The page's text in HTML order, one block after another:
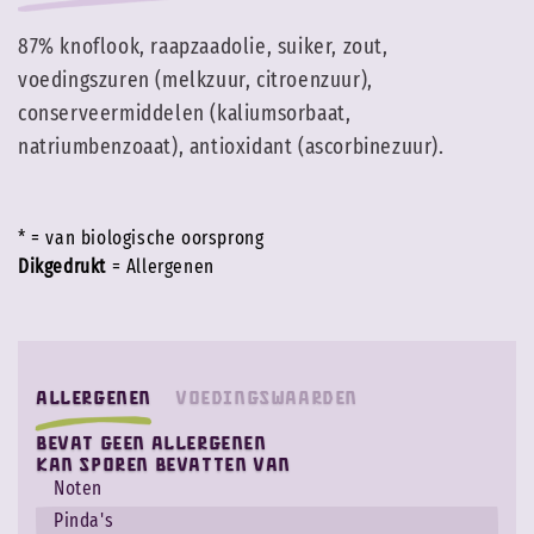
87% knoflook, raapzaadolie, suiker, zout,
voedingszuren (melkzuur, citroenzuur),
conserveermiddelen (kaliumsorbaat,
natriumbenzoaat), antioxidant (ascorbinezuur).
* = van biologische oorsprong
Dikgedrukt = Allergenen
Allergenen Voedingswaarden
Bevat geen allergenen
Kan sporen bevatten van
Noten
Pinda's